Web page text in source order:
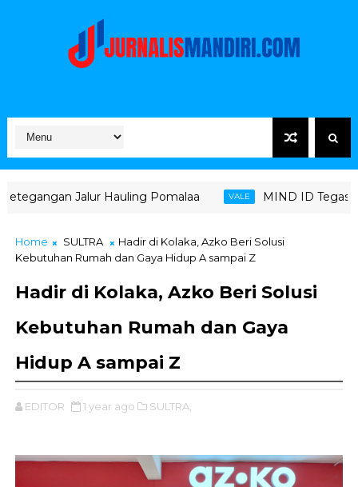
Hauling Pomalaa VALE MIND ID Tegaskan Dukungan
Home SULTRA
Hadir di Kolaka, Azko Beri Solusi
Kebutuhan Rumah dan Gaya Hidup A sampai Z
Hadir di Kolaka, Azko Beri Solusi
Kebutuhan Rumah dan Gaya
Hidup A sampai Z
EDITOR 1 year ago SULTRA,